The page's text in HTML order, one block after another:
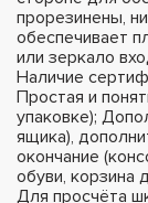
прорезинены,
обеспечивает
или зеркало
Наличие
Простая и
упаковке);
ящика),
окончание
обуви, корзина
Для просчёта